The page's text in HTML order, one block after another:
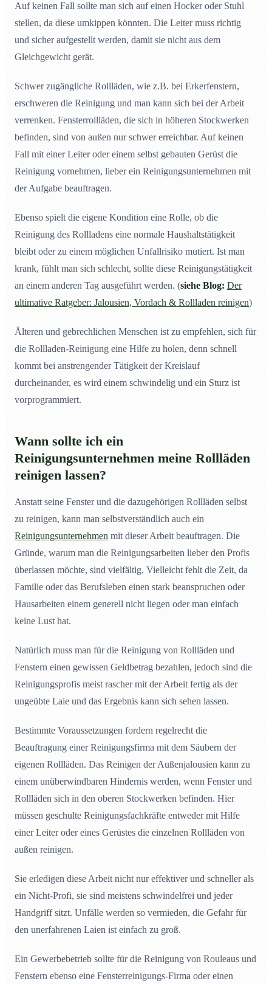
Auf keinen Fall sollte man sich auf einen Hocker oder Stuhl
stellen, da diese umkippen könnten. Die Leiter muss richtig
und sicher aufgestellt werden, damit sie nicht aus dem
Gleichgewicht gerät.
Schwer zugängliche Rollläden, wie z.B. bei Erkerfenstern,
erschweren die Reinigung und man kann sich bei der Arbeit
verrenken. Fensterrollläden, die sich in höheren Stockwerken
befinden, sind von außen nur schwer erreichbar. Auf keinen
Fall mit einer Leiter oder einem selbst gebauten Gerüst die
Reinigung vornehmen, lieber ein Reinigungsunternehmen mit
der Aufgabe beauftragen.
Ebenso spielt die eigene Kondition eine Rolle, ob die
Reinigung des Rollladens eine normale Haushaltstätigkeit
bleibt oder zu einem möglichen Unfallrisiko mutiert. Ist man
krank, fühlt man sich schlecht, sollte diese Reinigungstätigkeit
an einem anderen Tag ausgeführt werden. (siehe Blog: Der
ultimative Ratgeber: Jalousien, Vordach & Rollladen reinigen)
Älteren und gebrechlichen Menschen ist zu empfehlen, sich für
die Rollladen-Reinigung eine Hilfe zu holen, denn schnell
kommt bei anstrengender Tätigkeit der Kreislauf
durcheinander, es wird einem schwindelig und ein Sturz ist
vorprogrammiert.
Wann sollte ich ein
Reinigungsunternehmen meine Rollläden
reinigen lassen?
Anstatt seine Fenster und die dazugehörigen Rollläden selbst
zu reinigen, kann man selbstverständlich auch ein
Reinigungsunternehmen mit dieser Arbeit beauftragen. Die
Gründe, warum man die Reinigungsarbeiten lieber den Profis
überlassen möchte, sind vielfältig. Vielleicht fehlt die Zeit, da
Familie oder das Berufsleben einen stark beanspruchen oder
Hausarbeiten einem generell nicht liegen oder man einfach
keine Lust hat.
Natürlich muss man für die Reinigung von Rollläden und
Fenstern einen gewissen Geldbetrag bezahlen, jedoch sind die
Reinigungsprofis meist rascher mit der Arbeit fertig als der
ungeübte Laie und das Ergebnis kann sich sehen lassen.
Bestimmte Voraussetzungen fordern regelrecht die
Beauftragung einer Reinigungsfirma mit dem Säubern der
eigenen Rollläden. Das Reinigen der Außenjalousien kann zu
einem unüberwindbaren Hindernis werden, wenn Fenster und
Rollläden sich in den oberen Stockwerken befinden. Hier
müssen geschulte Reinigungsfachkräfte entweder mit Hilfe
einer Leiter oder eines Gerüstes die einzelnen Rollläden von
außen reinigen.
Sie erledigen diese Arbeit nicht nur effektiver und schneller als
ein Nicht-Profi, sie sind meistens schwindelfrei und jeder
Handgriff sitzt. Unfälle werden so vermieden, die Gefahr für
den unerfahrenen Laien ist einfach zu groß.
Ein Gewerbebetrieb sollte für die Reinigung von Rouleaus und
Fenstern ebenso eine Fensterreinigungs-Firma oder einen